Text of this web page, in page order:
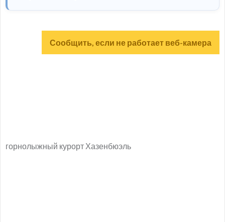
Сообщить, если не работает веб-камера
горнолыжный курорт Хазенбюэль